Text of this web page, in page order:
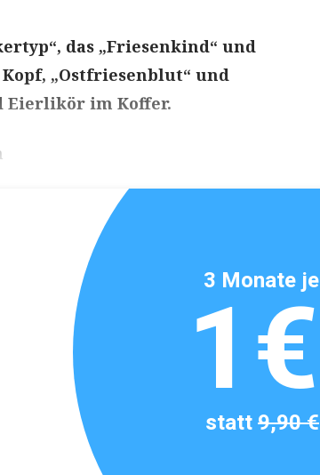
das „Friesenkind“ und
„Ostfriesenblut“ und
Eierlikör im Koffer.
3 Monate je
1€
statt9,90 €